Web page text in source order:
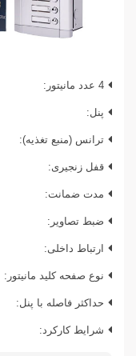
4 عدد مانیتور:
پنل:
ترانس (منبع تغذیه):
قفل زنجیری:
مدت ضمانت:
ضبط تصاویر:
ارتباط داخلی:
نوع صفحه کلید مانیتور:
حداکثر فاصله با پنل:
شرایط کارکرد: